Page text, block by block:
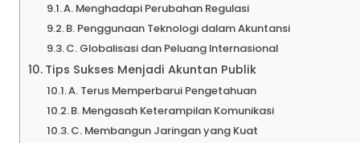
A. Menghadapi Perubahan Regulasi
B. Penggunaan Teknologi dalam Akuntansi
C. Globalisasi dan Peluang Internasional
Tips Sukses Menjadi Akuntan Publik
A. Terus Memperbarui Pengetahuan
B. Mengasah Keterampilan Komunikasi
C. Membangun Jaringan yang Kuat